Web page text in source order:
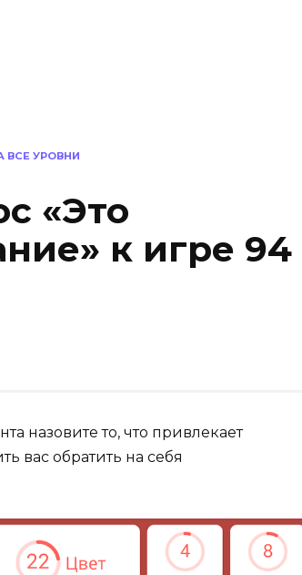
ВСЕ УРОВНИ
«Это
к игре 94
назовите то, что привлекает
вас обратить на себя